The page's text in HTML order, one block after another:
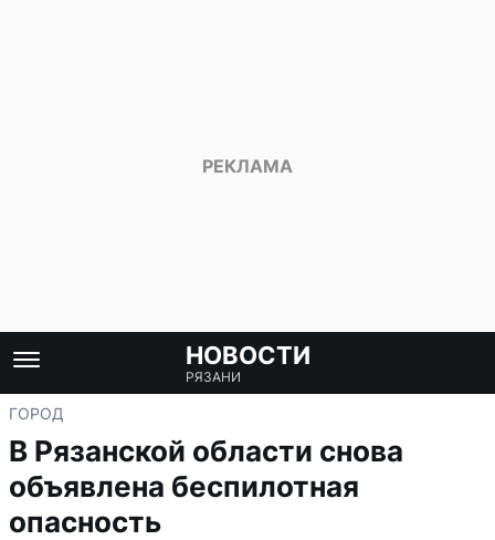
НОВОСТИ
РЯЗАНИ
ГОРОД
В Рязанской области снова
объявлена беспилотная
опасность